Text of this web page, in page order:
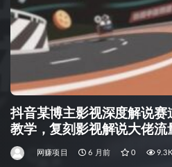
抖音某博主影视深度解说
教学，复刻影视解说大佬流
网赚项目 6 月前 0 9.3K